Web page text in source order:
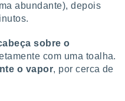
abundante), depois
sobre o
com uma toalha.
o vapor, por cerca de